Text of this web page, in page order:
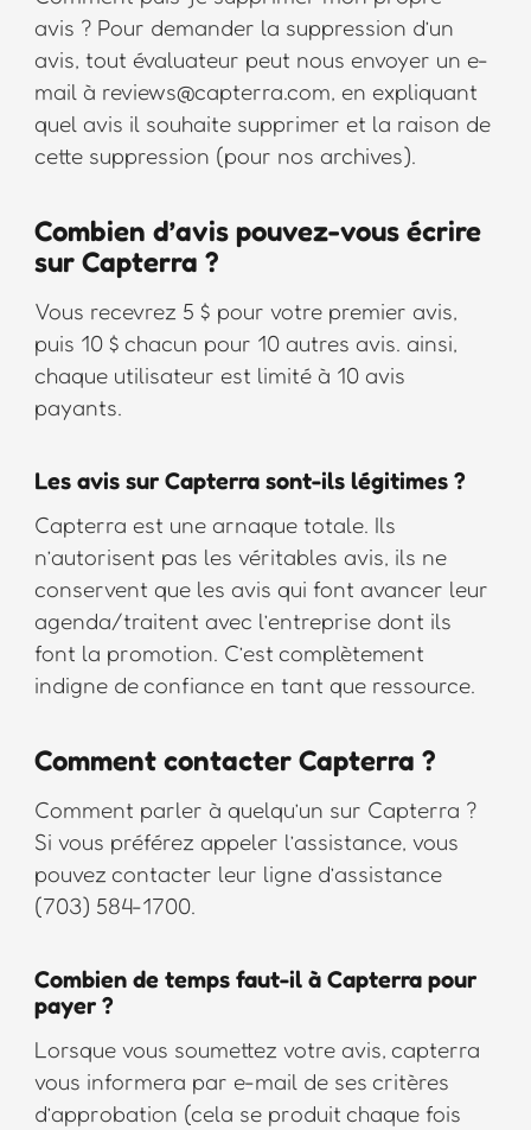
avis ? Pour demander la suppression d’un
avis, tout évaluateur peut nous envoyer un e-
mail à reviews@capterra.com, en expliquant
quel avis il souhaite supprimer et la raison de
cette suppression (pour nos archives).
Combien d’avis pouvez-vous écrire
sur Capterra ?
Vous recevrez 5 $ pour votre premier avis,
puis 10 $ chacun pour 10 autres avis. ainsi,
chaque utilisateur est limité à 10 avis
payants.
Les avis sur Capterra sont-ils légitimes ?
Capterra est une arnaque totale. Ils
n’autorisent pas les véritables avis, ils ne
conservent que les avis qui font avancer leur
agenda/traitent avec l’entreprise dont ils
font la promotion. C’est complètement
indigne de confiance en tant que ressource.
Comment contacter Capterra ?
Comment parler à quelqu’un sur Capterra ?
Si vous préférez appeler l’assistance, vous
pouvez contacter leur ligne d’assistance
(703) 584-1700.
Combien de temps faut-il à Capterra pour
payer ?
Lorsque vous soumettez votre avis, capterra
vous informera par e-mail de ses critères
d’approbation (cela se produit chaque fois